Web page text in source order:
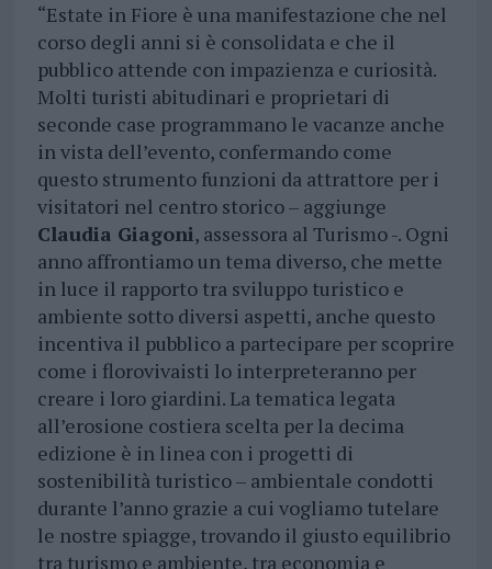
“Estate in Fiore è una manifestazione che nel
corso degli anni si è consolidata e che il
pubblico attende con impazienza e curiosità.
Molti turisti abitudinari e proprietari di
seconde case programmano le vacanze anche
in vista dell’evento, confermando come
questo strumento funzioni da attrattore per i
visitatori nel centro storico – aggiunge
Claudia Giagoni, assessora al Turismo -. Ogni
anno affrontiamo un tema diverso, che mette
in luce il rapporto tra sviluppo turistico e
ambiente sotto diversi aspetti, anche questo
incentiva il pubblico a partecipare per scoprire
come i florovivaisti lo interpreteranno per
creare i loro giardini. La tematica legata
all’erosione costiera scelta per la decima
edizione è in linea con i progetti di
sostenibilità turistico – ambientale condotti
durante l’anno grazie a cui vogliamo tutelare
le nostre spiagge, trovando il giusto equilibrio
tra turismo e ambiente, tra economia e